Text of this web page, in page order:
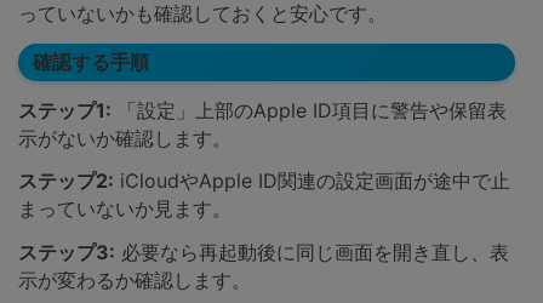
っていないかも確認しておくと安心です。
確認する手順
ステップ1: 「設定」上部のApple ID項目に警告や保留表
示がないか確認します。
ステップ2: iCloudやApple ID関連の設定画面が途中で止
まっていないか見ます。
ステップ3: 必要なら再起動後に同じ画面を開き直し、表
示が変わるか確認します。